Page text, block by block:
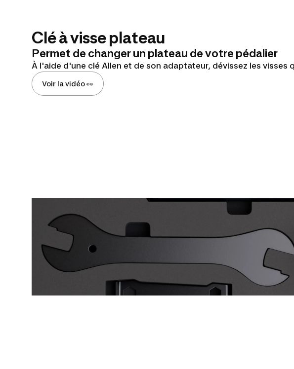
Clé à visse plateau
Permet de changer un plateau de votre pédalier
À l'aide d'une clé Allen et de son adaptateur, dévissez les visses
Voir la vidéo 👀